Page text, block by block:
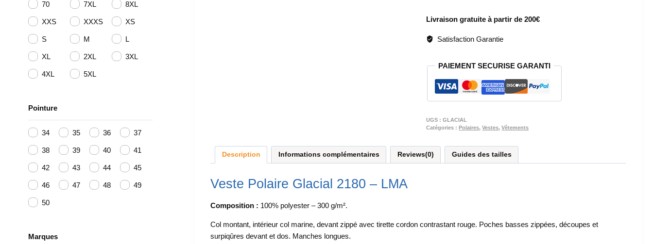
DE
-
POLAIRE
GLACIAL
Livraison gratuite à partir de 200€
Satisfaction Garantie
PAIEMENT SECURISE GARANTI
UGS :GLACIAL
Catégories :Polaires,Vestes,Vêtements
Description Informations complémentaires Reviews(0) Guides des tailles
Veste Polaire Glacial 2180 – LMA
Composition : 100% polyester – 300 g/m².
Col montant, intérieur col marine, devant zippé avec tirette cordon contrastant rouge. Poches basses zippées, découpes et
surpiqûres devant et dos. Manches longues.
70 7XL 8XL
XXS XXXS XS
S M L
XL 2XL 3XL
4XL 5XL
Pointure
34 35 36 37
38 39 40 41
42 43 44 45
46 47 48 49
50
Marques